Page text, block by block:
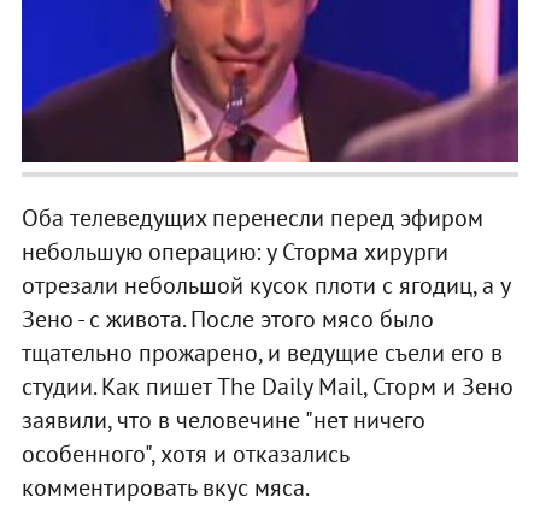
Оба телеведущих перенесли перед эфиром
небольшую операцию: у Сторма хирурги
отрезали небольшой кусок плоти с ягодиц, а у
Зено - с живота. После этого мясо было
тщательно прожарено, и ведущие съели его в
студии. Как пишет The Daily Mail, Сторм и Зено
заявили, что в человечине "нет ничего
особенного", хотя и отказались
комментировать вкус мяса.